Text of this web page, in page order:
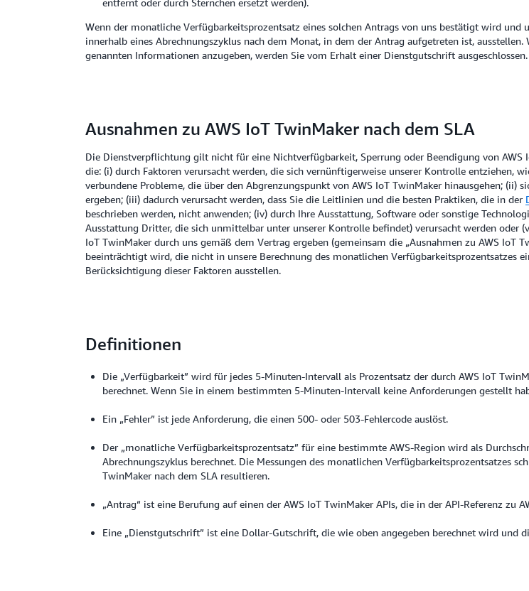
entfernt oder durch Sternchen ersetzt werden).
Wenn der monatliche Verfügbarkeitsprozentsatz eines solchen Antrags von uns bestätigt wird
innerhalb eines Abrechnungszyklus nach dem Monat, in dem der Antrag aufgetreten ist,
genannten Informationen anzugeben, werden Sie vom Erhalt einer Dienstgutschrift ausgeschlossen.
Ausnahmen zu AWS IoT TwinMaker nach dem SLA
Die Dienstverpflichtung gilt nicht für eine Nichtverfügbarkeit, Sperrung oder Beendigung von AWS
die: (i) durch Faktoren verursacht werden, die sich vernünftigerweise unserer Kontrolle entziehen,
verbundene Probleme, die über den Abgrenzungspunkt von AWS IoT TwinMaker hinausgehen; (ii)
ergeben; (iii) dadurch verursacht werden, dass Sie die Leitlinien und die besten Praktiken, die in der
beschrieben werden, nicht anwenden; (iv) durch Ihre Ausstattung, Software oder sonstige
Ausstattung Dritter, die sich unmittelbar unter unserer Kontrolle befindet) verursacht werden oder
IoT TwinMaker durch uns gemäß dem Vertrag ergeben (gemeinsam die „Ausnahmen zu AWS IoT
beeinträchtigt wird, die nicht in unsere Berechnung des monatlichen Verfügbarkeitsprozentsatzes
Berücksichtigung dieser Faktoren ausstellen.
Definitionen
Die „Verfügbarkeit” wird für jedes 5-Minuten-Intervall als Prozentsatz der durch AWS IoT
berechnet. Wenn Sie in einem bestimmten 5-Minuten-Intervall keine Anforderungen gestellt
Ein „Fehler” ist jede Anforderung, die einen 500- oder 503-Fehlercode auslöst.
Der „monatliche Verfügbarkeitsprozentsatz” für eine bestimmte AWS-Region wird als
Abrechnungszyklus berechnet. Die Messungen des monatlichen Verfügbarkeitsprozentsatzes
TwinMaker nach dem SLA resultieren.
„Antrag“ ist eine Berufung auf einen der AWS IoT TwinMaker APIs, die in der API-Referenz zu
Eine „Dienstgutschrift” ist eine Dollar-Gutschrift, die wie oben angegeben berechnet wird und